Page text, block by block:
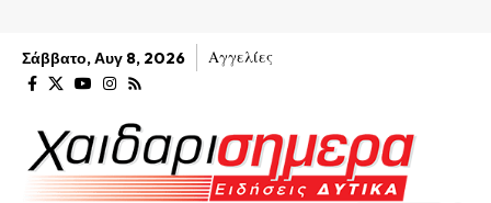
Σάββατο, Αυγ 8, 2026 Αγγελίες